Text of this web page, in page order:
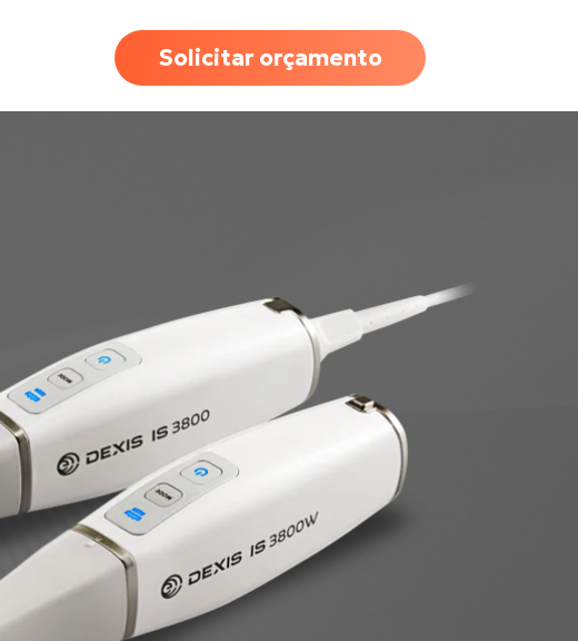
Solicitar orçamento